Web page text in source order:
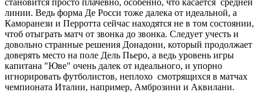
линии. Ведь форма Де Росси тоже далека от идеальной, а
Каморанези и Перротта сейчас находятся не в том состоянии,
чтоб отыграть матч от звонка до звонка. Следует учесть и
довольно странные решения Донадони, который продолжает
доверять место на поле Дель Пьеро, а ведь уровень игры
капитана "Юве" очень далек от идеального, и упорно
игнорировать футболистов, неплохо смотрящихся в матчах
чемпионата Италии, например, Амброзини и Аквилани.